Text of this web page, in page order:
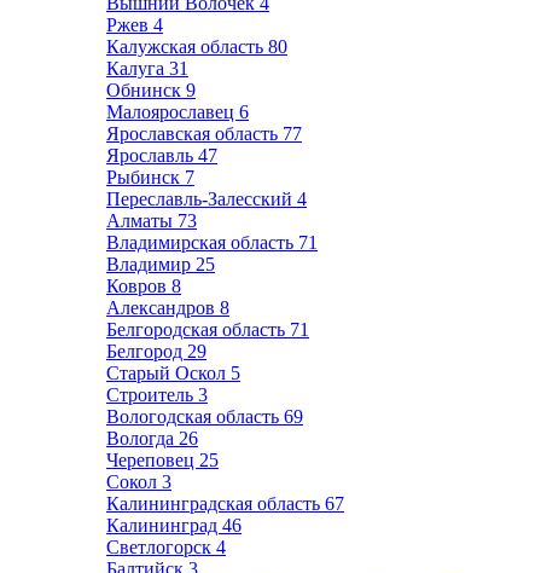
Ржев 4
Калужская область 80
Калуга 31
Обнинск 9
Малоярославец 6
Ярославская область 77
Ярославль 47
Рыбинск 7
Переславль-Залесский 4
Алматы 73
Владимирская область 71
Владимир 25
Ковров 8
Александров 8
Белгородская область 71
Белгород 29
Старый Оскол 5
Строитель 3
Вологодская область 69
Вологда 26
Череповец 25
Сокол 3
Калининградская область 67
Калининград 46
Светлогорск 4
Балтийск 3